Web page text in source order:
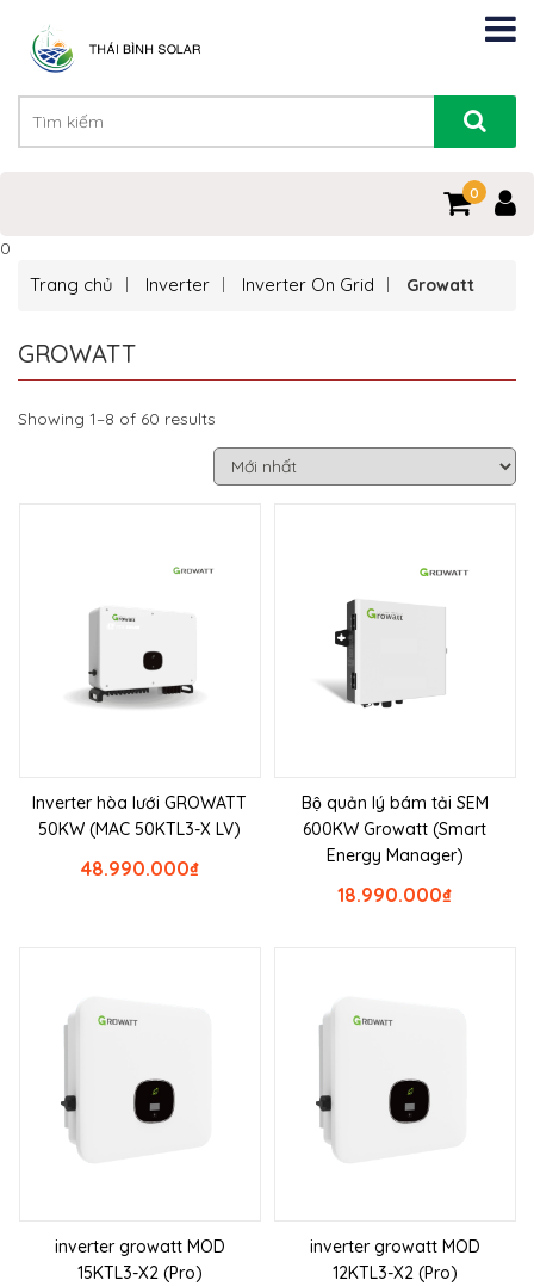
0
0
Trang chủ Inverter Inverter On Grid Growatt
GROWATT
Showing 1–8 of 60 results
Inverter hòa lưới GROWATT
50KW (MAC 50KTL3-X LV)
₫
48.990.000
Bộ quản lý bám tải SEM
600KW Growatt (Smart
Energy Manager)
₫
18.990.000
inverter growatt MOD
15KTL3-X2 (Pro)
inverter growatt MOD
12KTL3-X2 (Pro)